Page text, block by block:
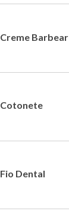
Creme Barbear
Cotonete
Fio Dental